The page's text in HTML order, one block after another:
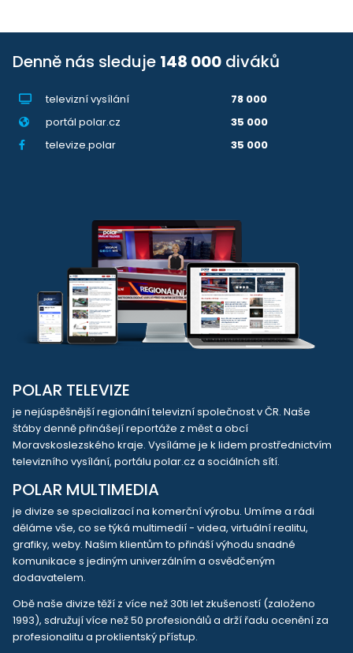
Denně nás sleduje 148 000 diváků
televizní vysílání
78 000
portál polar.cz
35 000
televize.polar
35 000
POLAR TELEVIZE
je nejúspěšnější regionální televizní společnost v ČR. Naše
štáby denně přinášejí reportáže z měst a obcí
Moravskoslezského kraje. Vysíláme je k lidem prostřednictvím
televizního vysílání, portálu polar.cz a sociálních sítí.
POLAR MULTIMEDIA
je divize se specializací na komerční výrobu. Umíme a rádi
děláme vše, co se týká multimedií - videa, virtuální realitu,
grafiky, weby. Našim klientům to přináší výhodu snadné
komunikace s jediným univerzálním a osvědčeným
dodavatelem.
Obě naše divize těží z více než 30ti let zkušeností (založeno
1993), sdružují více než 50 profesionálů a drží řadu ocenění za
profesionalitu a proklientský přístup.